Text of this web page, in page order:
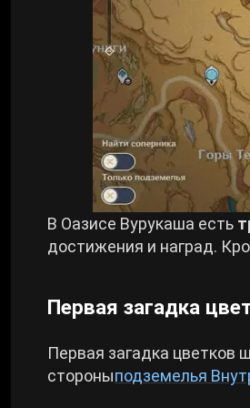
В Оазисе Вурукаша есть
достижения и наград.
Первая загадка
Первая загадка цветков
стороныподземелья